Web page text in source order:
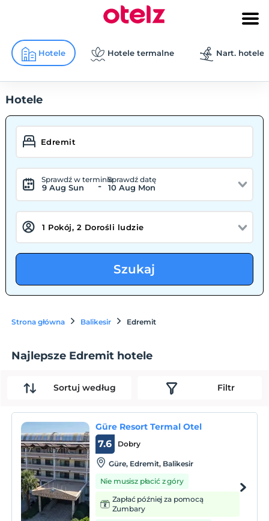
Hotele Hotele termalne Nart. hotele
Hotele
Sprawdź w terminie
9 Aug Sun -
Sprawdź datę
10 Aug Mon
Szukaj
Strona główna Balikesir Edremit
Najlepsze Edremit hotele
Sortuj według Filtr
Güre Resort Termal Otel
Dobry
7.6
Güre, Edremit, Balikesir
Nie musisz płacić z góry
Zapłać później za pomocą
Zumbary